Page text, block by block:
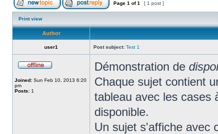
Page 1 of1 [ 1 post ]
Print view
Author
user1 Post subject: Test 1
Joined: Sun Feb 10, 2013 6:20
pm
Posts: 1
Démonstration de
Chaque sujet contient
tableau avec les cases
disponible.
Un sujet s'affiche avec